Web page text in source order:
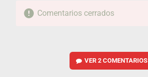
Comentarios cerrados
VER2 COMENTARIOS